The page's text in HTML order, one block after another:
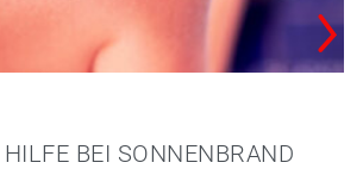
BEI SONNENBRAND